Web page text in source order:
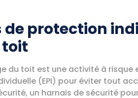
de protection
du toit est une activité à risque
(EPI) pour éviter tout
un harnais de sécurité